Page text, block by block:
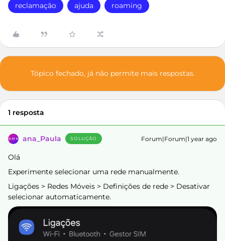
reclamação ajuda roaming
Tópico fechado, já não permite mais respostas.
1 resposta
ana_Paula SOLUÇÃO Forum|Forum|1 year ago
Olá
Experimente selecionar uma rede manualmente.
Ligações > Redes Móveis > Definições de rede > Desativar
selecionar automaticamente.